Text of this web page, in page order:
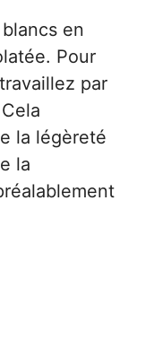
en
Pour
par
la légèreté
la